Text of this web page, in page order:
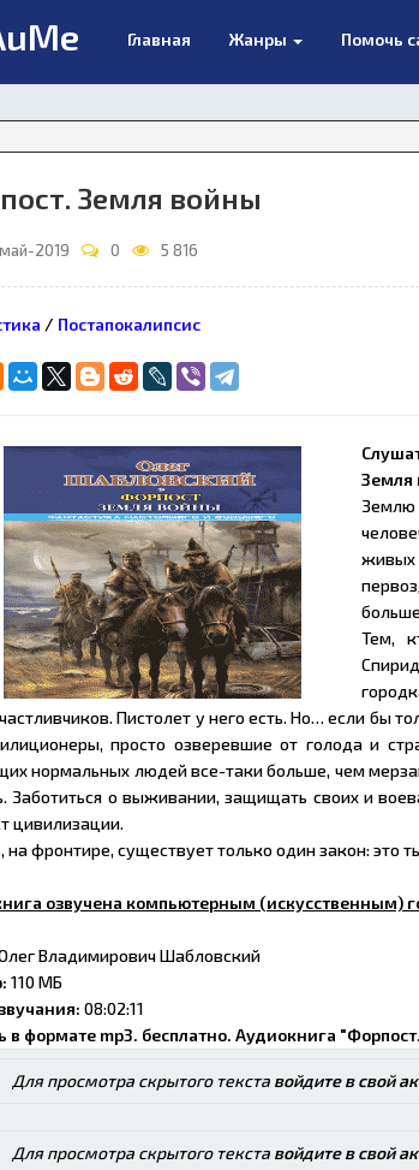
Главная Жанры Помочь
Земля войны
2019 0 5 816
/ Постапокалипсис
Земля
Землю
живых
Тем,
Пистолет у него есть. Но… если бы
просто озверевшие от голода и
нормальных людей все-таки больше, чем
Заботиться о выживании, защищать своих и
цивилизации.
на фронтире, существует только один закон: это
озвучена компьютерным (искусственным)
Владимирович Шабловский
110 МБ
08:02:11
в формате mp3. бесплатно. Аудиокнига
Для просмотра скрытого текста войдите в свой
Для просмотра скрытого текста войдите в свой